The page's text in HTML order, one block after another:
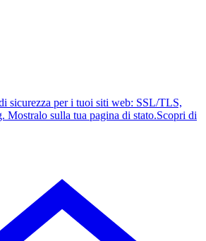
sicurezza per i tuoi siti web: SSL/TLS,
Mostralo sulla tua pagina di stato.Scopri di